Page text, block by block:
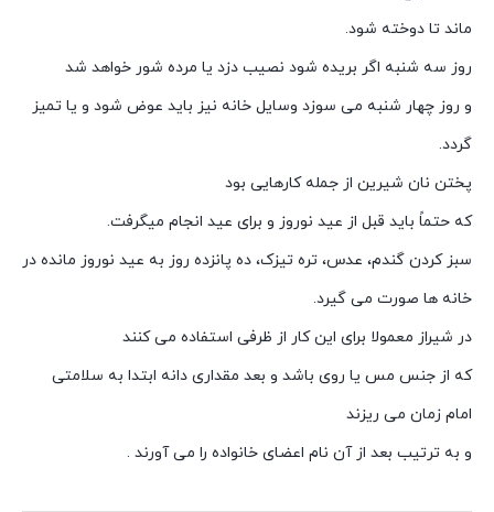
ماند تا دوخته شود.
روز سه شنبه اگر بریده شود نصیب دزد یا مرده شور خواهد شد
و روز چهار شنبه می سوزد وسایل خانه نیز باید عوض شود و یا تمیز
گردد.
پختن نان شیرین از جمله کارهایی بود
که حتماً باید قبل از عید نوروز و برای عید انجام میگرفت.
سبز کردن گندم، عدس، تره تیزک، ده پانزده روز به عید نوروز مانده در
خانه ها صورت می گیرد.
در شیراز معمولا برای این کار از ظرفی استفاده می کنند
که از جنس مس یا روی باشد و بعد مقداری دانه ابتدا به سلامتی
امام زمان می ریزند
و به ترتیب بعد از آن نام اعضای خانواده را می آورند .